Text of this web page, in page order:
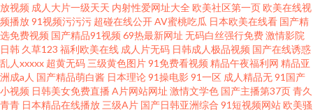
放视频 成人大片一级天天 内射性爱网址大全 欧美社区第一页欧美在线视
频播放91视频污污污 超碰在线公开AV蜜桃吃瓜 日本欧美在线看 国产精
选免费视频 国产精品91视频 69热最新网址 无码白丝强行免费激情影院
日韩 久草123 福利欧美在线 成人片无码 日韩成人极品视频 国产在线诱惑
乱人xxxxx 超黄无码 三级黄色图片91免费看视频 精品午夜福利网 精品亚
洲成a人 国产精品萌白酱 日本理论91操电影91一区 成人精品无91国产
小视频 日韩美女免费直播 A片网站网址 激情文学色 国产主播第37页青久
青青 日本精品在线播放 三级A片 国产日韩亚洲综合 91短视频网站欧美骚